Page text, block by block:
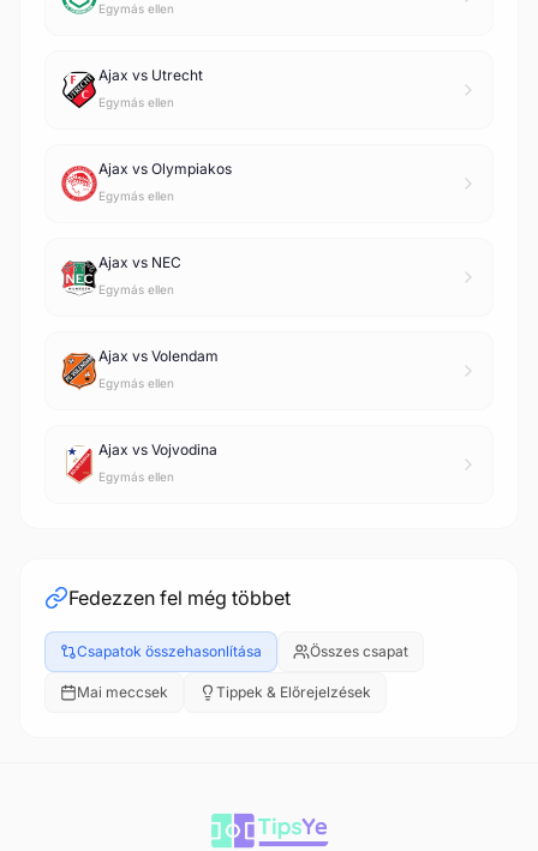
Egymás ellen
Ajax vs Utrecht
Egymás ellen
Ajax vs Olympiakos
Egymás ellen
Ajax vs NEC
Egymás ellen
Ajax vs Volendam
Egymás ellen
Ajax vs Vojvodina
Egymás ellen
Fedezzen fel még többet
Csapatok összehasonlítása Összes csapat
Mai meccsek Tippek & Előrejelzések